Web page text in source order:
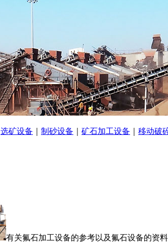
选矿设备 制砂设备 矿石加工设备 移动破
有关氟石加工设备的参考以及氟石设备的资